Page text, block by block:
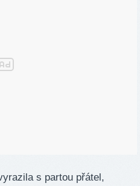
s partou přátel,